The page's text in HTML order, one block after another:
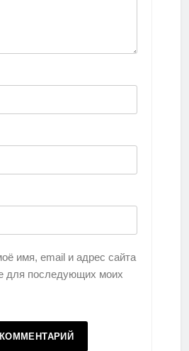
имя, email и адрес сайта
для последующих моих